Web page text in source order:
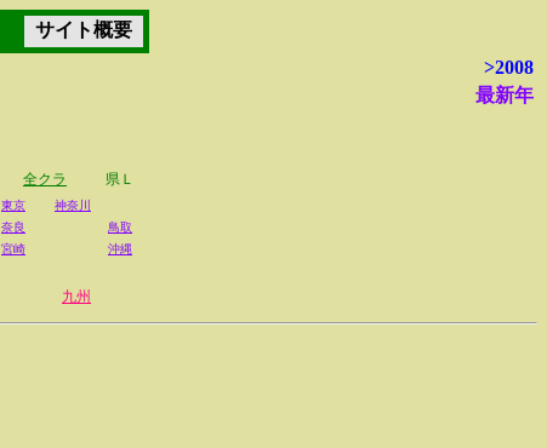
サイト概要
>2008
最新年
全クラ 県Ｌ
東京
神奈川
奈良
鳥取
宮崎 沖縄
九州